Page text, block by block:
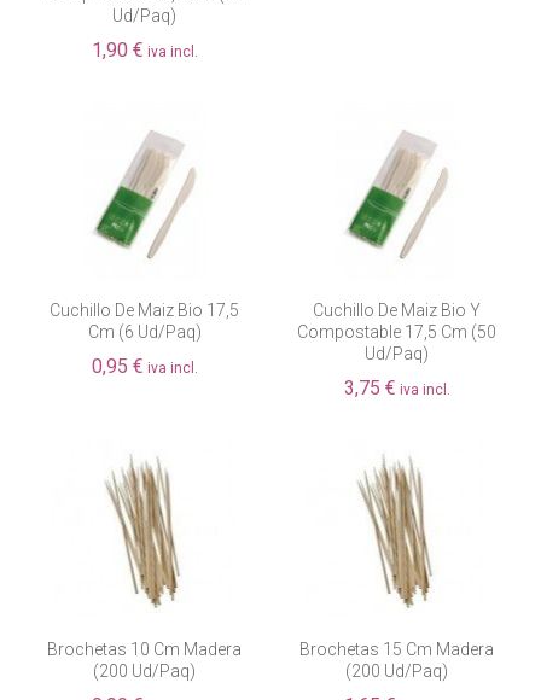
Ud/paq)
1,90 € iva incl.
Cuchillo De Maiz Bio 17,5
Cm (6 Ud/paq)
0,95 € iva incl.
Cuchillo De Maiz Bio Y
Compostable 17,5 Cm (50
Ud/paq)
3,75 € iva incl.
Brochetas 10 Cm Madera
(200 Ud/paq)
Brochetas 15 Cm Madera
(200 Ud/paq)